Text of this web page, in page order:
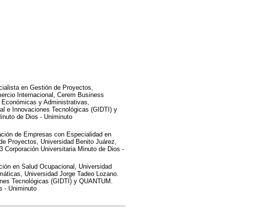
en Gestión de Proyectos,
Internacional, Cerem Business
y Administrativas,
e Innovaciones Tecnológicas (GIDTI) y
de Dios - Uniminuto
de Empresas con Especialidad en
Proyectos, Universidad Benito Juárez,
Corporación Universitaria Minuto de Dios -
en Salud Ocupacional, Universidad
Universidad Jorge Tadeo Lozano.
Tecnológicas (GIDTI) y QUANTUM.
- Uniminuto